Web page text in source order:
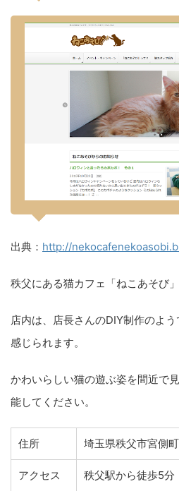
出典： http://
秩父にある猫カフェ「ねこあそび」
店内は、店長さんのDIY制作のよ
感じられます。
かわいらしい猫の遊ぶ姿を間近で
能してください。
住所 埼玉県秩父市宮側
アクセス 秩父駅から徒歩5分